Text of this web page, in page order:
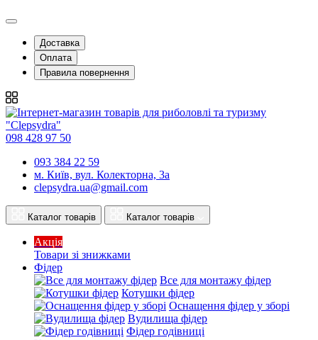
Доставка
Оплата
Правила повернення
098 428 97 50
093 384 22 59
м. Київ, вул. Колекторна, 3а
clepsydra.ua@gmail.com
Каталог товарів Каталог товарів
Акція
Товари зі знижками
Фідер
Все для монтажу фідер
Котушки фідер
Оснащення фідер у зборі
Вудилища фідер
Фідер годівниці